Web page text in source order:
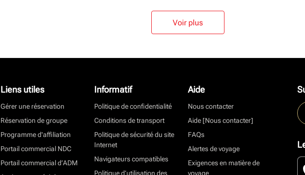
Voir plus
Liens utiles
Gérer une réservation
Réservation de groupe
Programme d'affiliation
Portail commercial NDC
Portail commercial d’ADM
Informatif
Politique de confidentialité
Conditions de transport
Politique de sécurité du site
Internet
Navigateurs compatibles
Politique d’utilisation des
Aide
Nous contacter
Aide [Nous contacter]
FAQs
Alertes de voyage
Exigences en matière de
voyage